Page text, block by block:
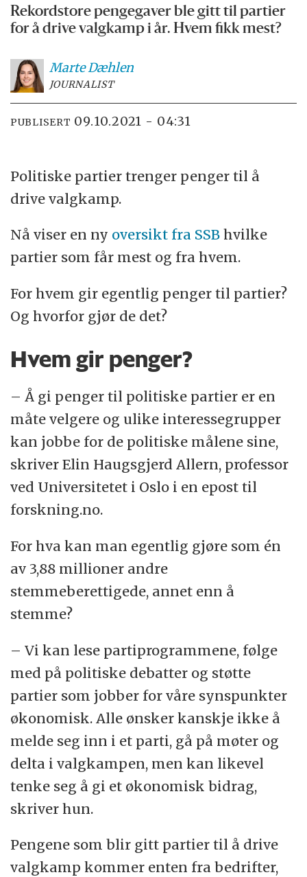
Rekordstore pengegaver ble gitt til partier
for å drive valgkamp i år. Hvem fikk mest?
MarteDæhlen
JOURNALIST
PUBLISERT 09.10.2021 - 04:31
Politiske partier trenger penger til å
drive valgkamp.
Nå viser en ny oversikt fra SSB hvilke
partier som får mest og fra hvem.
For hvem gir egentlig penger til partier?
Og hvorfor gjør de det?
Hvem gir penger?
– Å gi penger til politiske partier er en
måte velgere og ulike interessegrupper
kan jobbe for de politiske målene sine,
skriver Elin Haugsgjerd Allern, professor
ved Universitetet i Oslo i en epost til
forskning.no.
For hva kan man egentlig gjøre som én
av 3,88 millioner andre
stemmeberettigede, annet enn å
stemme?
– Vi kan lese partiprogrammene, følge
med på politiske debatter og støtte
partier som jobber for våre synspunkter
økonomisk. Alle ønsker kanskje ikke å
melde seg inn i et parti, gå på møter og
delta i valgkampen, men kan likevel
tenke seg å gi et økonomisk bidrag,
skriver hun.
Pengene som blir gitt partier til å drive
valgkamp kommer enten fra bedrifter,